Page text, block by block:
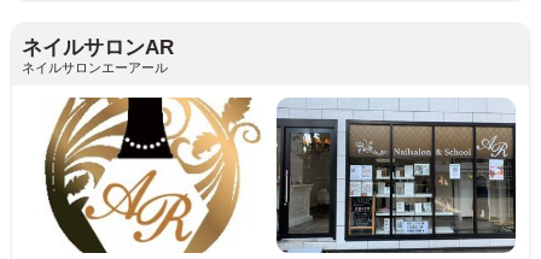
ネイルサロンAR
ネイルサロンエーアール